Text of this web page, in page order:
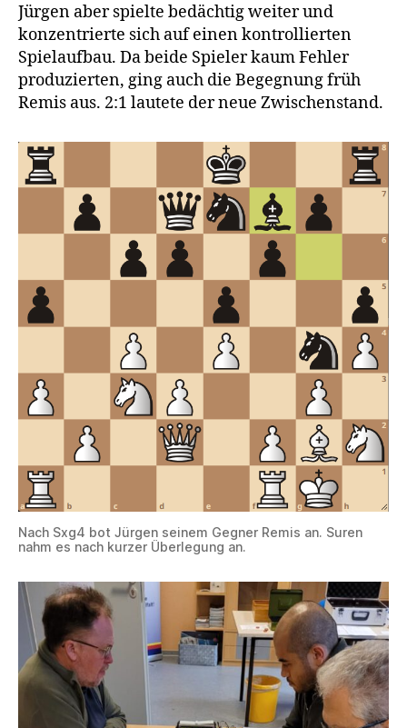
Jürgen aber spielte bedächtig weiter und
konzentrierte sich auf einen kontrollierten
Spielaufbau. Da beide Spieler kaum Fehler
produzierten, ging auch die Begegnung früh
Remis aus. 2:1 lautete der neue Zwischenstand.
Nach Sxg4 bot Jürgen seinem Gegner Remis an. Suren
nahm es nach kurzer Überlegung an.